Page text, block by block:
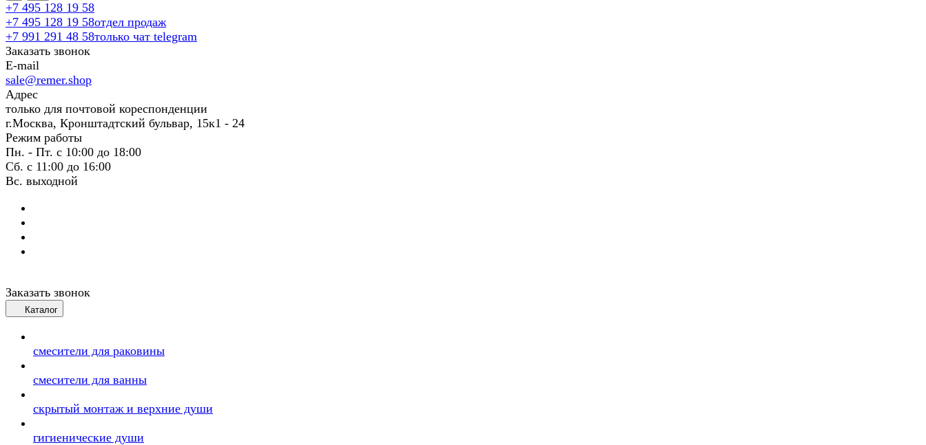
+7 495 128 19 58
+7 495 128 19 58отдел продаж
+7 991 291 48 58только чат telegram
Заказать звонок
E-mail
sale@remer.shop
Адрес
только для почтовой кореспонденции
г.Москва, Кронштадтский бульвар, 15к1 - 24
Режим работы
Пн. - Пт. с 10:00 до 18:00
Сб. с 11:00 до 16:00
Вс. выходной
Заказать звонок
Каталог
смесители для раковины
смесители для ванны
скрытый монтаж и верхние души
гигиенические души